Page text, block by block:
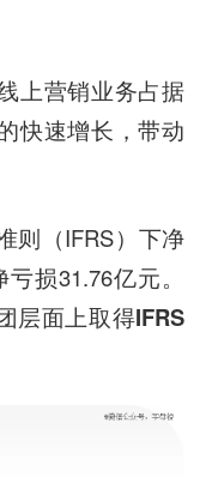
上营销业务占据
快速增长，带动
则（IFRS）下净
损31.76亿元。
层面上取得IFRS